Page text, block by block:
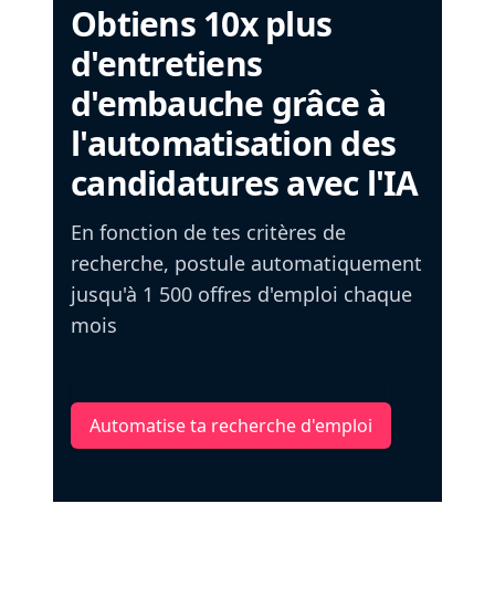
Obtiens 10x plus
d'entretiens
d'embauche grâce à
l'automatisation des
candidatures avec l'IA
En fonction de tes critères de
recherche, postule automatiquement
jusqu'à 1 500 offres d'emploi chaque
mois
Automatise ta recherche d'emploi